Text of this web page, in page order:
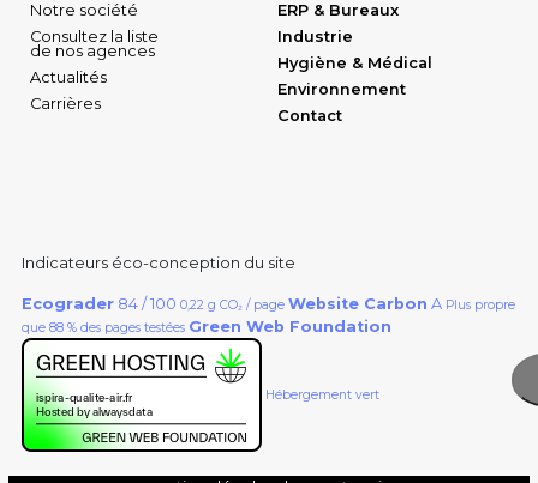
Notre société
Consultez la liste
de nos agences
Actualités
Carrières
ERP & Bureaux
Industrie
Hygiène & Médical
Environnement
Contact
Indicateurs éco-conception du site
Ecograder 84 / 100 0,22 g CO₂ / page Website Carbon A Plus propre
que 88 % des pages testées Green Web Foundation
Hébergement vert